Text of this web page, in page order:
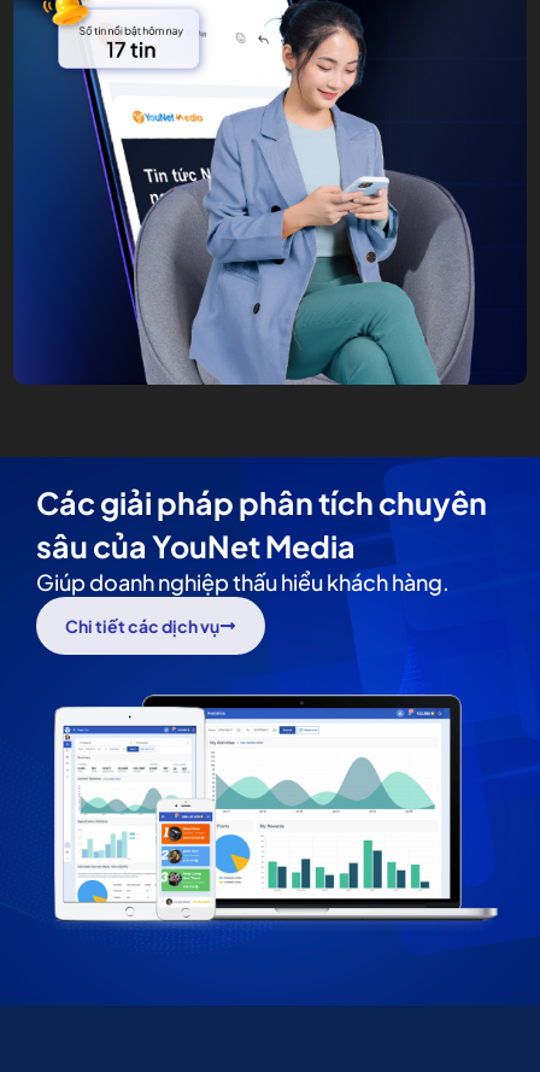
Các giải pháp phân tích chuyên
sâu của YouNet Media
Giúp doanh nghiệp thấu hiểu khách hàng.
Chi tiết các dịch vụ